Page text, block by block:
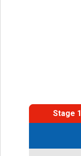
Stage 1